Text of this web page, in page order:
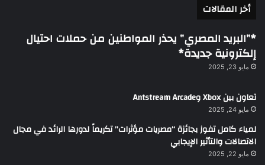
أخر المقالات
*”البريد المصري” يحذر المواطنين من حملات احتيال
إلكترونية جديدة*
مايو 23, 2025
تعاون بين Xbox وAntstream Arcade
مايو 24, 2025
لمياء كامل تفوز بجائزة “مصريات مؤثرات” تكريماً لدورها الرائد في مجال
الاتصالات والتأثير الإيجابي
مايو 22, 2025